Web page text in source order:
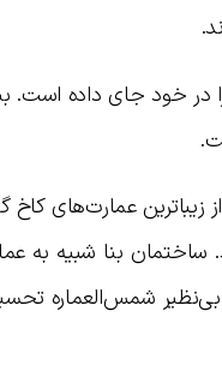
در خود جای داده است.
زیباترین عمارت‌های
بنا شبیه به
شمس‌العماره